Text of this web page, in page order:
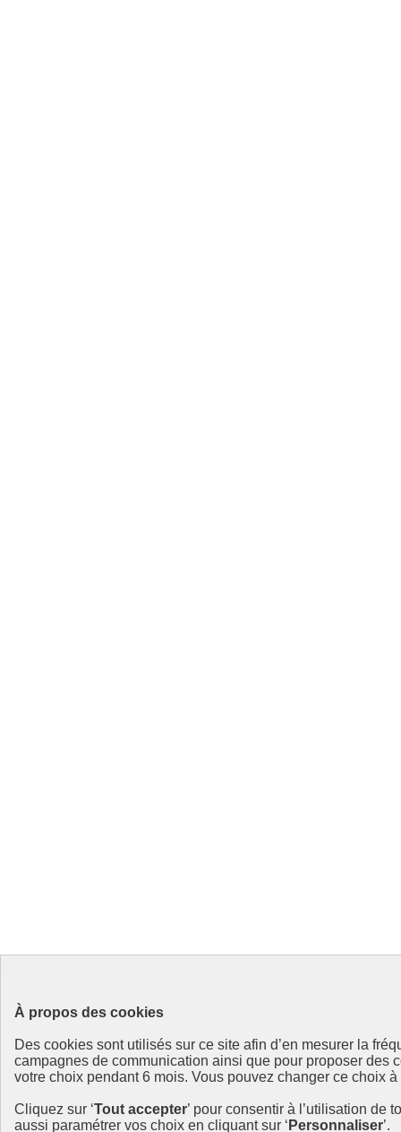
À propos des cookies
Des cookies sont utilisés sur ce site afin d’en mesurer la
campagnes de communication ainsi que pour proposer des
votre choix pendant 6 mois. Vous pouvez changer ce choix
Cliquez sur ‘Tout accepter’ pour consentir à l’utilisation de
aussi paramétrer vos choix en cliquant sur ‘ Personnaliser’.